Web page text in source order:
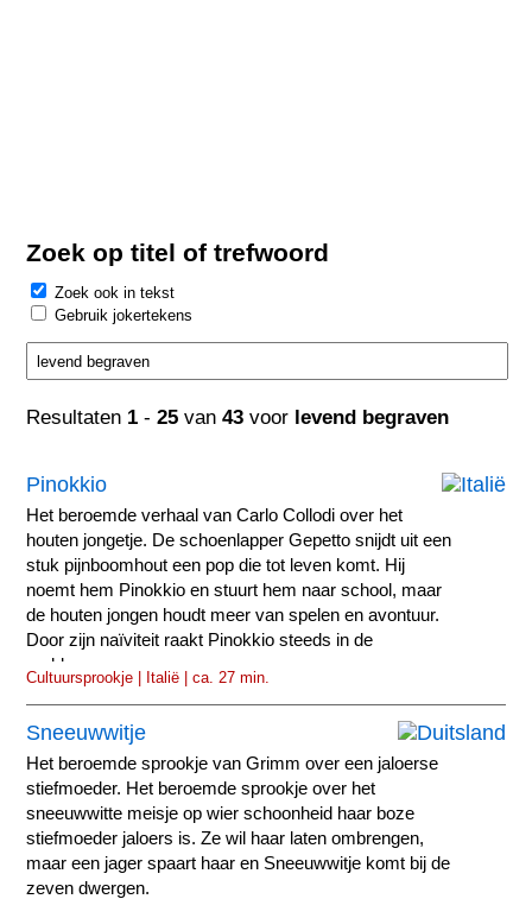
Zoek op titel of trefwoord
Zoek ook in tekst
Gebruik jokertekens
Resultaten 1 -25 van43 voor levend begraven
Pinokkio
Het beroemde verhaal van Carlo Collodi over het
houten jongetje. De schoenlapper Gepetto snijdt uit een
stuk pijnboomhout een pop die tot leven komt. Hij
noemt hem Pinokkio en stuurt hem naar school, maar
de houten jongen houdt meer van spelen en avontuur.
Door zijn naïviteit raakt Pinokkio steeds in de
problemen...
Cultuursprookje | Italië | ca. 27 min.
Sneeuwwitje
Het beroemde sprookje van Grimm over een jaloerse
stiefmoeder. Het beroemde sprookje over het
sneeuwwitte meisje op wier schoonheid haar boze
stiefmoeder jaloers is. Ze wil haar laten ombrengen,
maar een jager spaart haar en Sneeuwwitje komt bij de
zeven dwergen.